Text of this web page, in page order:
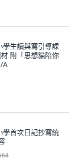
學生讀與寫引導課
附「思想貓陪你
A
首次日記抄寫統